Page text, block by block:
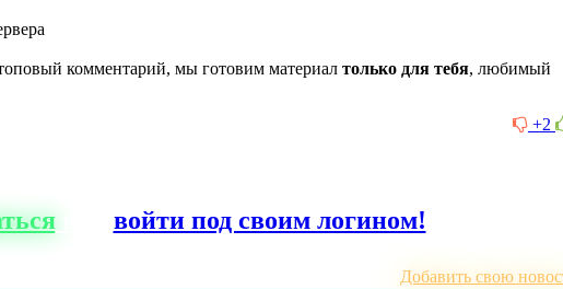
комментарий, мы готовим материал только для тебя, любимый
+2
или войти под своим логином!
Добавить свою